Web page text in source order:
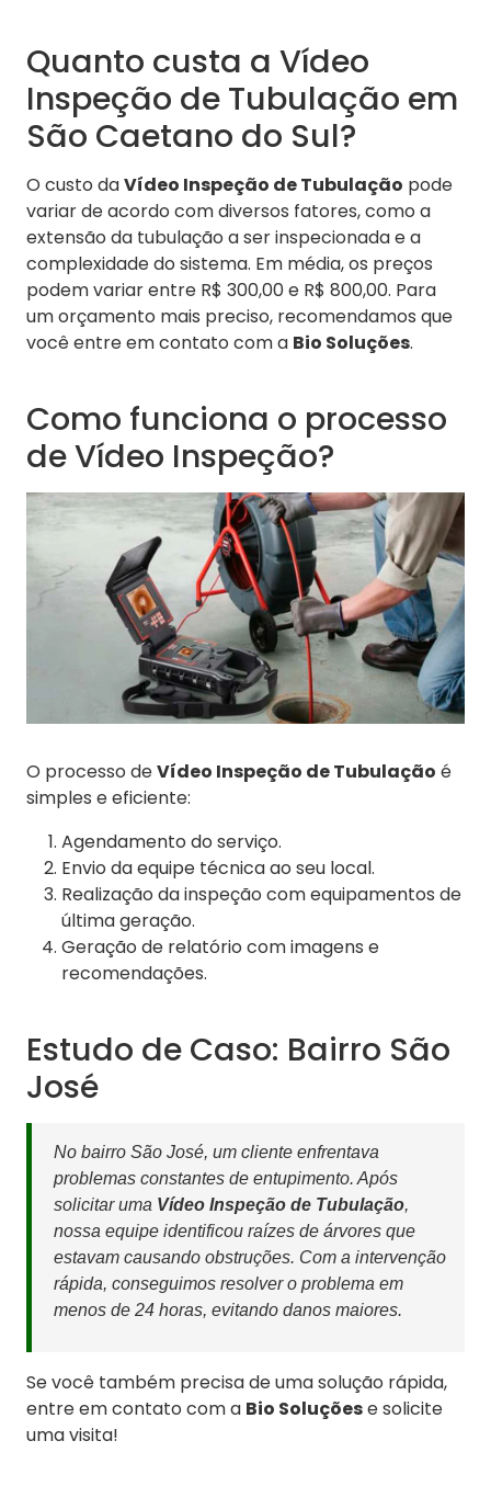
Quanto custa a Vídeo
Inspeção de Tubulação em
São Caetano do Sul?
O custo daVídeo Inspeção de Tubulação pode
variar de acordo com diversos fatores, como a
extensão da tubulação a ser inspecionada e a
complexidade do sistema. Em média, os preços
podem variar entre R$ 300,00 e R$ 800,00. Para
um orçamento mais preciso, recomendamos que
você entre em contato com a Bio Soluções.
Como funciona o processo
de Vídeo Inspeção?
O processo deVídeo Inspeção de Tubulação é
simples e eficiente:
Agendamento do serviço.
Envio da equipe técnica ao seu local.
Realização da inspeção com equipamentos de
última geração.
Geração de relatório com imagens e
recomendações.
Estudo de Caso: Bairro São
José
No bairro São José, um cliente enfrentava
problemas constantes de entupimento. Após
solicitar uma Vídeo Inspeção de Tubulação,
nossa equipe identificou raízes de árvores que
estavam causando obstruções. Com a intervenção
rápida, conseguimos resolver o problema em
menos de 24 horas, evitando danos maiores.
Se você também precisa de uma solução rápida,
entre em contato com a Bio Soluçõese solicite
uma visita!